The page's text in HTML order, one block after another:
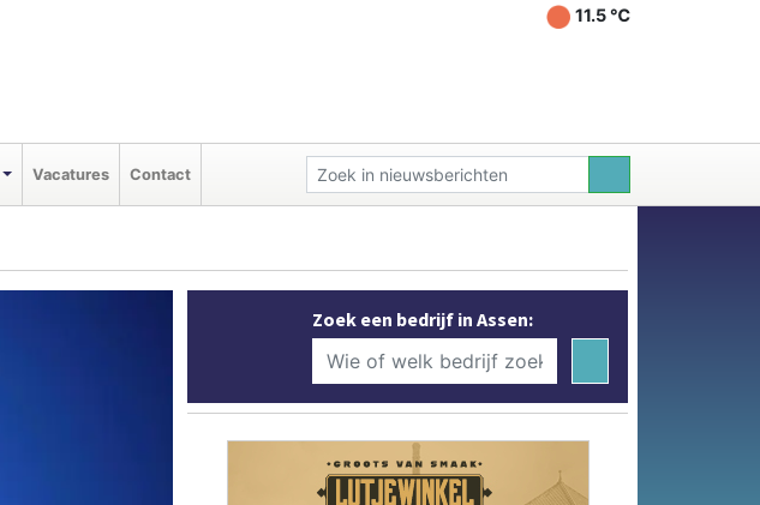
11.5 ℃
Vacatures Contact
Zoek een bedrijf in Assen: